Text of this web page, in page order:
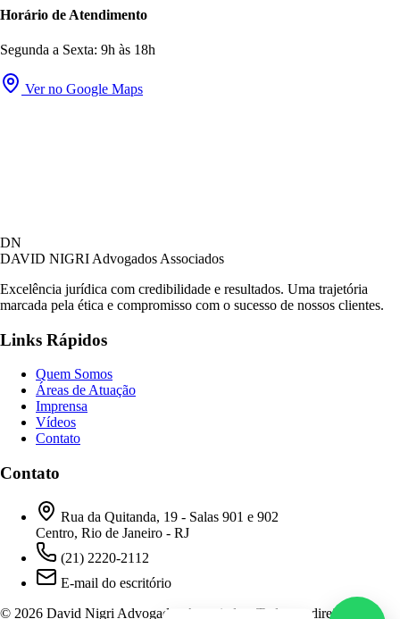
Horário de Atendimento
Segunda a Sexta: 9h às 18h
Ver no Google Maps
DN
DAVID NIGRI Advogados Associados
Excelência jurídica com credibilidade e resultados. Uma trajetória
marcada pela ética e compromisso com o sucesso de nossos clientes.
Links Rápidos
Quem Somos
Áreas de Atuação
Imprensa
Vídeos
Contato
Contato
Rua da Quitanda, 19 - Salas 901 e 902
Centro, Rio de Janeiro - RJ
(21) 2220-2112
E-mail do escritório
© 2026 David Nigri Advogados Associados. Todos os direitos
Online agora
Para que possamos ajudá-lo, por favor, informe
como deseja falar com nossa equipe.
Prefiro ser respondido por: